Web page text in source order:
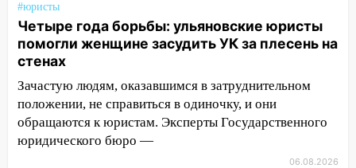
12:28
Ульяновской области перевозчик
провернул хитрую схему с чужими
проездными
12:10 Ульяновский алиментщик накопил
120 тысяч долга
11:49 Снят режим «Ракетная
опасность» на территории Ульяновской
#юристы
Четыре года борьбы: ульяновские юристы
помогли женщине засудить УК за плесень на
стенах
Зачастую людям, оказавшимся в затруднительном
положении, не справиться в одиночку, и они
обращаются к юристам. Эксперты Государственного
юридического бюро —
06.08.2026